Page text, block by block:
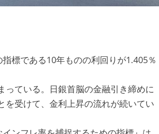
標である10年ものの利回りが1.405％
っている。日銀首脳の金融引き締めに
受けて、金利上昇の流れが続いてい